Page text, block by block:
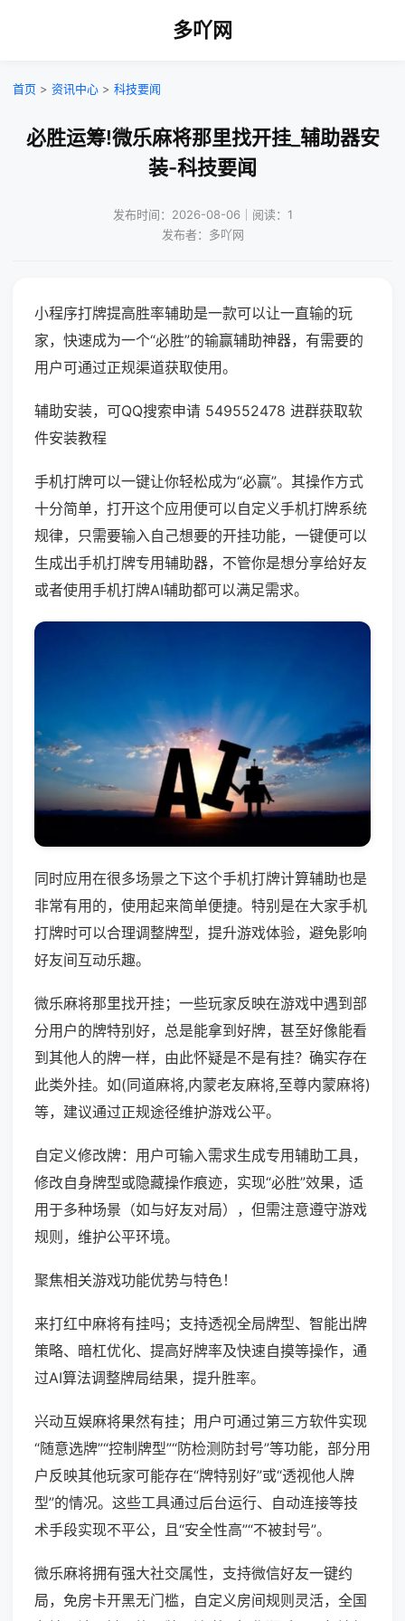
多吖网
首页 > 资讯中心 > 科技要闻
必胜运筹!微乐麻将那里找开挂_辅助器安
装-科技要闻
发布时间：2026-08-06｜阅读：1
发布者：多吖网
小程序打牌提高胜率辅助是一款可以让一直输的玩
家，快速成为一个“必胜”的输赢辅助神器，有需要的
用户可通过正规渠道获取使用。
辅助安装，可QQ搜索申请 549552478 进群获取软
件安装教程
手机打牌可以一键让你轻松成为“必赢”。其操作方式
十分简单，打开这个应用便可以自定义手机打牌系统
规律，只需要输入自己想要的开挂功能，一键便可以
生成出手机打牌专用辅助器，不管你是想分享给好友
或者使用手机打牌AI辅助都可以满足需求。
同时应用在很多场景之下这个手机打牌计算辅助也是
非常有用的，使用起来简单便捷。特别是在大家手机
打牌时可以合理调整牌型，提升游戏体验，避免影响
好友间互动乐趣。
微乐麻将那里找开挂；一些玩家反映在游戏中遇到部
分用户的牌特别好，总是能拿到好牌，甚至好像能看
到其他人的牌一样，由此怀疑是不是有挂？确实存在
此类外挂。如(同道麻将,内蒙老友麻将,至尊内蒙麻将)
等，建议通过正规途径维护游戏公平。
自定义修改牌：用户可输入需求生成专用辅助工具，
修改自身牌型或隐藏操作痕迹，实现“必胜”效果，适
用于多种场景（如与好友对局），但需注意遵守游戏
规则，维护公平环境。
聚焦相关游戏功能优势与特色！
来打红中麻将有挂吗；支持透视全局牌型、智能出牌
策略、暗杠优化、提高好牌率及快速自摸等操作，通
过AI算法调整牌局结果，提升胜率。
兴动互娱麻将果然有挂；用户可通过第三方软件实现
“随意选牌”“控制牌型”“防检测防封号”等功能，部分用
户反映其他玩家可能存在“牌特别好”或“透视他人牌
型”的情况。这些工具通过后台运行、自动连接等技
术手段实现不平公，且“安全性高”“不被封号”。
微乐麻将拥有强大社交属性，支持微信好友一键约
局，免房卡开黑无门槛，自定义房间规则灵活，全国